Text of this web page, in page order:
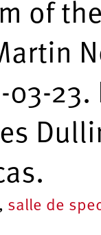
of
03-
, salle de